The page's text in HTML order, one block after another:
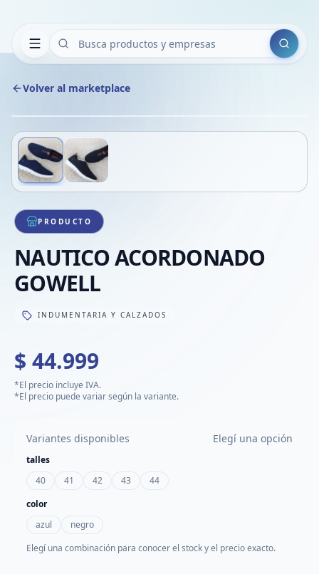
Buscar
Volver al marketplace
1/2
PRODUCTO
NAUTICO ACORDONADO
GOWELL
INDUMENTARIA Y CALZADOS
$ 44.999
*El precio incluye IVA.
*El precio puede variar según la variante.
Variantes disponibles Elegí una opción
talles
40
41 42 43
44
color
azul
negro
Elegí una combinación para conocer el stock y el precio exacto.